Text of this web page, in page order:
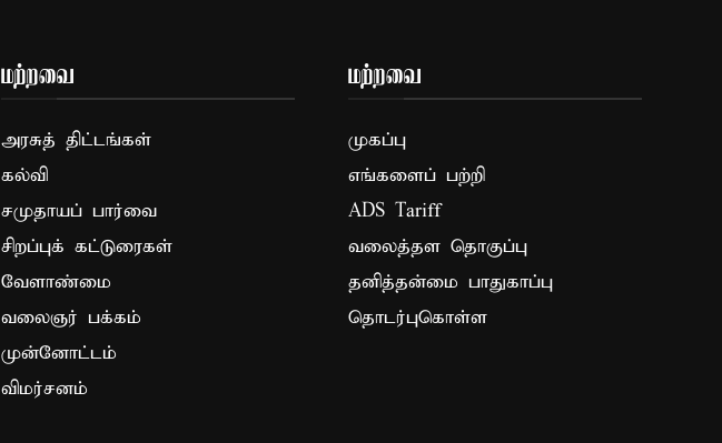
மற்றவை
அரசுத் திட்டங்கள்
கல்வி
சமுதாயப் பார்வை
சிறப்புக் கட்டுரைகள்
வேளாண்மை
வலைஞர் பக்கம்
முன்னோட்டம்
விமர்சனம்
மற்றவை
முகப்பு
எங்களைப் பற்றி
ADS Tariff
வலைத்தள தொகுப்பு
தனித்தன்மை பாதுகாப்பு
தொடர்புகொள்ள